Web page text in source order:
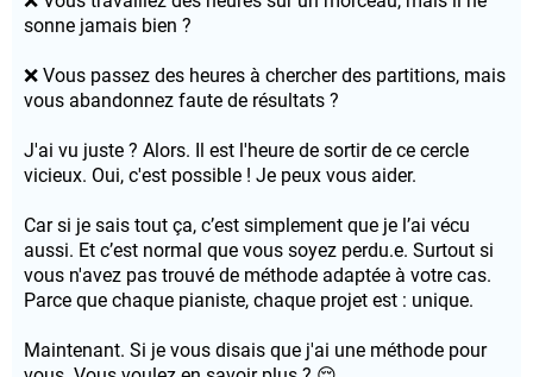
sonne jamais bien ?
❌ Vous passez des heures à chercher des partitions, mais
vous abandonnez faute de résultats ?
J'ai vu juste ? Alors. Il est l'heure de sortir de ce cercle
vicieux. Oui, c'est possible ! Je peux vous aider.
Car si je sais tout ça, c’est simplement que je l’ai vécu
aussi. Et c’est normal que vous soyez perdu.e. Surtout si
vous n'avez pas trouvé de méthode adaptée à votre cas.
Parce que chaque pianiste, chaque projet est : unique.
Maintenant. Si je vous disais que j'ai une méthode pour